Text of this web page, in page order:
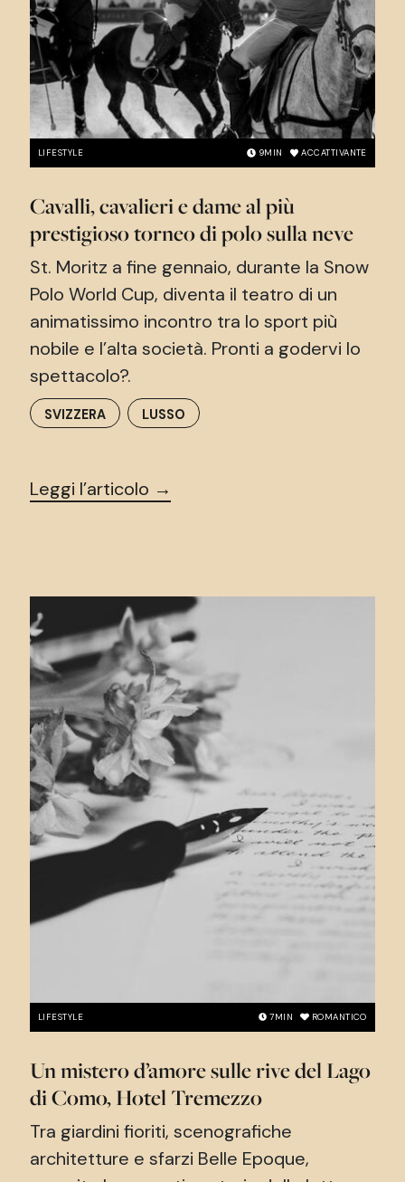
LIFESTYLE 9MIN ACCATTIVANTE
Cavalli, cavalieri e dame al più
prestigioso torneo di polo sulla neve
St. Moritz a fine gennaio, durante la Snow
Polo World Cup, diventa il teatro di un
animatissimo incontro tra lo sport più
nobile e l’alta società. Pronti a godervi lo
spettacolo?.
SVIZZERA LUSSO
Leggi l’articolo →
LIFESTYLE 7MIN ROMANTICO
Un mistero d’amore sulle rive del Lago
di Como, Hotel Tremezzo
Tra giardini fioriti, scenografiche
architetture e sfarzi Belle Epoque,